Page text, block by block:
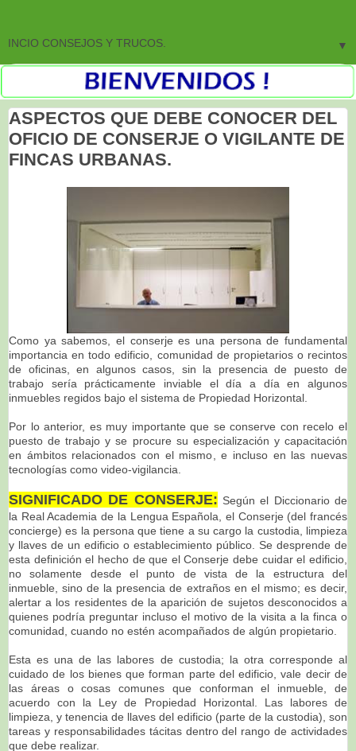
▼
ASPECTOS QUE DEBE CONOCER DEL
OFICIO DE CONSERJE O VIGILANTE DE
FINCAS URBANAS.
Como ya sabemos, el conserje es una persona de fundamental
importancia en todo edificio, comunidad de propietarios o recintos
de oficinas, en algunos casos, sin la presencia de puesto de
trabajo sería prácticamente inviable el día a día en algunos
inmuebles regidos bajo el sistema de Propiedad Horizontal.
Por lo anterior, es muy importante que se conserve con recelo el
puesto de trabajo y se procure su especialización y capacitación
en ámbitos relacionados con el mismo, e incluso en las nuevas
tecnologías como video-vigilancia.
SIGNIFICADO DE CONSERJE: Según el Diccionario de
la Real Academia de la Lengua Española, el Conserje (del francés
concierge) es la persona que tiene a su cargo la custodia, limpieza
y llaves de un edificio o establecimiento público. Se desprende de
esta definición el hecho de que el Conserje debe cuidar el edificio,
no solamente desde el punto de vista de la estructura del
inmueble, sino de la presencia de extraños en el mismo; es decir,
alertar a los residentes de la aparición de sujetos desconocidos a
quienes podría preguntar incluso el motivo de la visita a la finca o
comunidad, cuando no estén acompañados de algún propietario.
Esta es una de las labores de custodia; la otra corresponde al
cuidado de los bienes que forman parte del edificio, vale decir de
las áreas o cosas comunes que conforman el inmueble, de
acuerdo con la Ley de Propiedad Horizontal. Las labores de
limpieza, y tenencia de llaves del edificio (parte de la custodia), son
tareas y responsabilidades tácitas dentro del rango de actividades
que debe realizar.